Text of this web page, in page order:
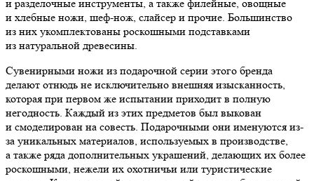
и разделочные инструменты, а также филейные, овощные
и хлебные ножи, шеф-нож, слайсер и прочие. Большинство
из них укомплектованы роскошными подставками
из натуральной древесины.
Сувенирными ножи из подарочной серии этого бренда
делают отнюдь не исключительно внешняя изысканность,
которая при первом же испытании приходит в полную
негодность. Каждый из этих предметов был выкован
и смоделирован на совесть. Подарочными они именуются из-
за уникальных материалов, используемых в производстве,
а также ряда дополнительных украшений, делающих их более
роскошными, нежели их охотничьи или туристические